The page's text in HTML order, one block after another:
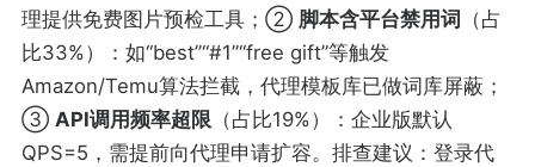
理提供免费图片预检工具；② 脚本含平台禁用词
（占
比33%）：如“best”“#1”“free gift”等触发
Amazon/Temu算法拦截，代理模板库已做词库屏蔽；
③ API调用频率超限（占比19%）：企业版默认
QPS=5，需提前向代理申请扩容。排查建议：登录代